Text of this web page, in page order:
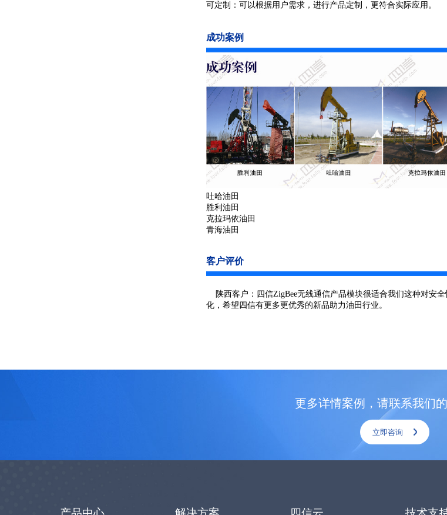
可定制：可以根据用户需求，进行产品定制，更符合实际应用。
成功案例
吐哈油田
胜利油田
克拉玛依油田
青海油田
客户评价
陕西客户：四信ZigBee无线通信产品模块很适合我们这种对安
化，希望四信有更多更优秀的新品助力油田行业。
更多详情案例，请联系我们
立即咨询